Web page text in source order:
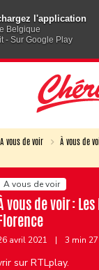
l'application
Belgique
- Sur Google Play
A vous de voir
À vous de
A vous de voir
vous de voir :
avril 2021 | 3 min
sur RTLplay.